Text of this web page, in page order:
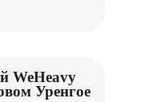
WeHeavy
Уренгое